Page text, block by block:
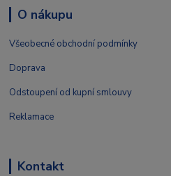
O nákupu
Všeobecné obchodní podmínky
Doprava
Odstoupení od kupní smlouvy
Reklamace
Kontakt